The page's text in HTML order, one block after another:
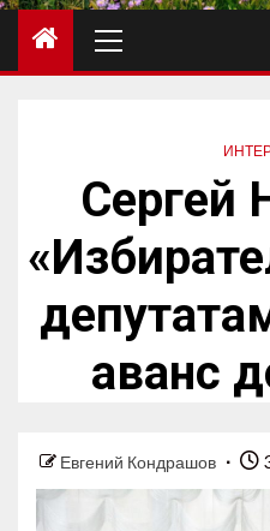
Сергей
аванс
Евгений Кондрашов